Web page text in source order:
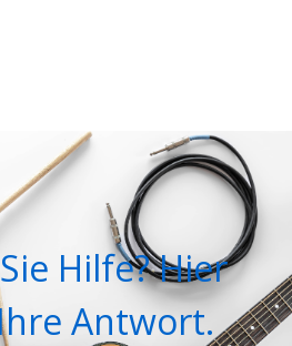
Übersetzungen anzeigen
Hilfe? Hier
Antwort.